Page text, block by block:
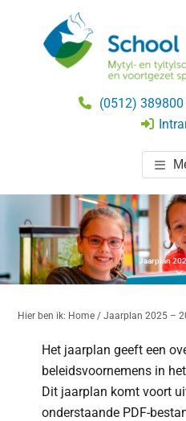
SCHOOL
(0512) 389800
Jaarplan
Hier ben ik: Home / Jaarplan 2025 –
Het jaarplan geeft een
beleidsvoornemens in
Dit jaarplan komt voort
onderstaande PDF-